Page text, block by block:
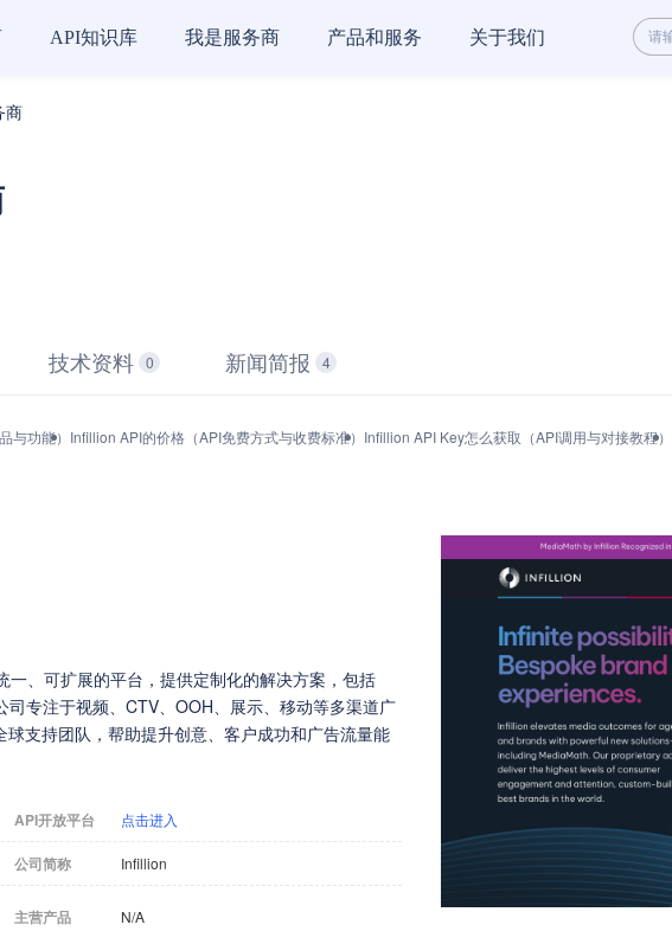
API知识库 我是服务商 产品和服务 关于我们
商
技术资料 0 新闻简报 4
与功能） Infillion API的价格（API免费方式与收费标准） Infillion API Key怎么获取（API调用与对接教程）
、可扩展的平台，提供定制化的解决方案，包括
专注于视频、CTV、OOH、展示、移动等多渠道广
支持团队，帮助提升创意、客户成功和广告流量能
API开放平台 点击进入
公司简称 Infillion
主营产品 N/A